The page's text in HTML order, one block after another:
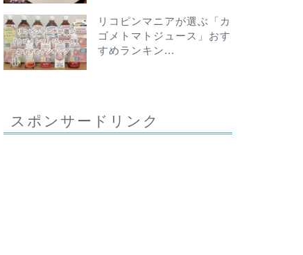
リコピンマニアが選ぶ「カ
ゴメトマトジュース」おす
すめランキン...
スポンサードリンク